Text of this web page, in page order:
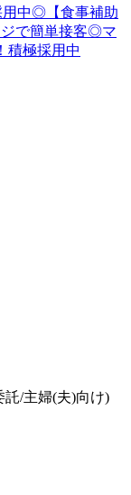
用中◎【食事補助
ジで簡単接客◎マ
積極採用中
託/主婦(夫)向け)